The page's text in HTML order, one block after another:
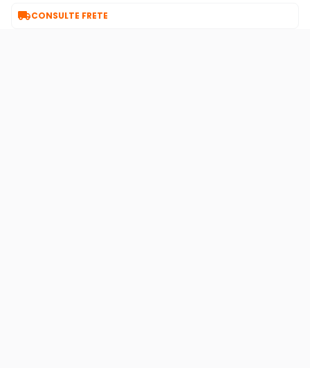
CONSULTE FRETE